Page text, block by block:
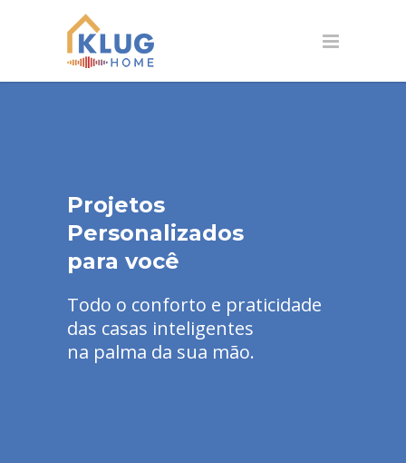
Projetos
Personalizados
para você
Todo o conforto e praticidade
das casas inteligentes
na palma da sua mão.